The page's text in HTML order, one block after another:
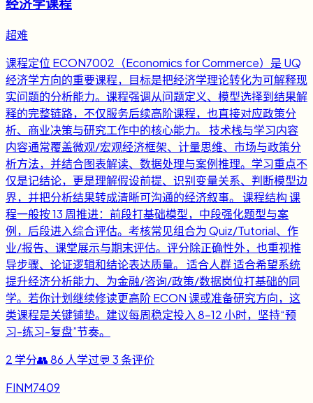
经济学课程
超难
课程定位 ECON7002（Economics for Commerce）是 UQ
经济学方向的重要课程，目标是把经济学理论转化为可解释现
实问题的分析能力。课程强调从问题定义、模型选择到结果解
释的完整链路，不仅服务后续高阶课程，也直接对应政策分
析、商业决策与研究工作中的核心能力。 技术栈与学习内容
内容通常覆盖微观/宏观经济框架、计量思维、市场与政策分
析方法，并结合图表解读、数据处理与案例推理。学习重点不
仅是记结论，更是理解假设前提、识别变量关系、判断模型边
界，并把分析结果转成清晰可沟通的经济叙事。 课程结构 课
程一般按 13 周推进：前段打基础模型，中段强化题型与案
例，后段进入综合评估。考核常见组合为 Quiz/Tutorial、作
业/报告、课堂展示与期末评估。评分除正确性外，也重视推
导步骤、论证逻辑和结论表达质量。 适合人群 适合希望系统
提升经济分析能力、为金融/咨询/政策/数据岗位打基础的同
学。若你计划继续修读更高阶 ECON 课或准备研究方向，这
类课程是关键铺垫。建议每周稳定投入 8-12 小时，坚持“预
习-练习-复盘”节奏。
2 学分👥86 人学过💬 3条评价
FINM7409